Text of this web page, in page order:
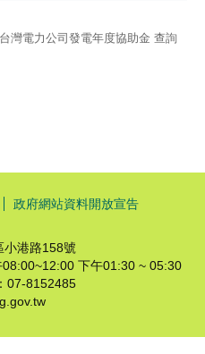
台灣電力公司發電年度協助金 查詢
政府網站資料開放宣告
小港路158號
下午01:30 ~ 05:30
07-8152485